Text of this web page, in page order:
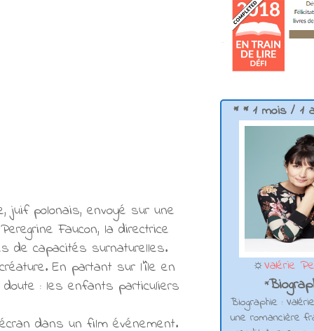
juif polonais, envoyé sur une
Faucon, la directrice
de capacités surnaturelles.
En partant sur l’île en
doute : les enfants particuliers
dans un film événement.
* * 1 mois / 1
☼Valérie
*
Biographie :
une romancière